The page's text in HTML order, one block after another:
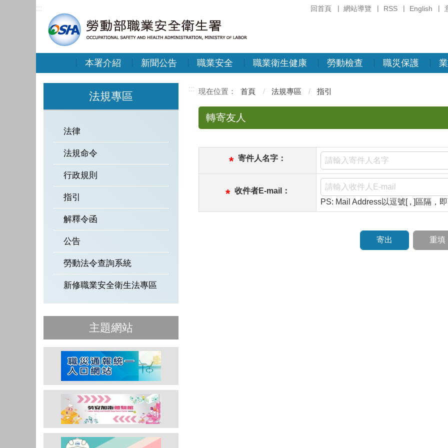
回首頁 網站導覽 RSS English
:::
本署介紹 新聞公告 職業安全 職業衛生健康 勞動檢查 職災保護
法規專區
法律
法規命令
行政規則
指引
解釋令函
公告
勞動法令查詢系統
新修職業安全衛生法專區
主題網站
::: 首頁 法規專區 指引
轉寄友人
* 寄件人名字：
* 收件者E-mail：
PS: Mail Address以逗號[ , ]區隔，